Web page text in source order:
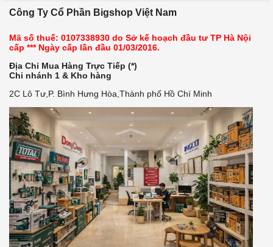
Công Ty Cổ Phần Bigshop Việt Nam
Mã số thuế: 0107338930 do Sở kế hoạch đầu tư TP Hà Nội
cấp *** Ngày cấp lần đầu 01/03/2016.
Địa Chỉ Mua Hàng Trực Tiếp (*)
Chi nhánh 1 & Kho hàng
2C Lô Tư,P. Bình Hưng Hòa,Thành phố Hồ Chí Minh